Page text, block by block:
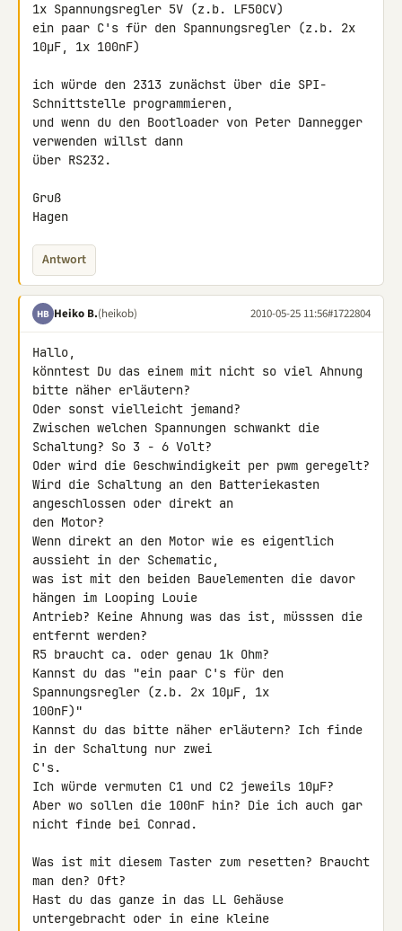
1x Spannungsregler 5V (z.b. LF50CV)
ein paar C's für den Spannungsregler (z.b. 2x
10μF, 1x 100nF)
ich würde den 2313 zunächst über die SPI-
Schnittstelle programmieren,
und wenn du den Bootloader von Peter Dannegger
verwenden willst dann
über RS232.
Gruß
Hagen
Antwort
HB Heiko B.(heikob) 2010-05-25 11:56#1722804
Hallo,
könntest Du das einem mit nicht so viel Ahnung
bitte näher erläutern?
Oder sonst vielleicht jemand?
Zwischen welchen Spannungen schwankt die
Schaltung? So 3 - 6 Volt?
Oder wird die Geschwindigkeit per pwm geregelt?
Wird die Schaltung an den Batteriekasten
angeschlossen oder direkt an
den Motor?
Wenn direkt an den Motor wie es eigentlich
aussieht in der Schematic,
was ist mit den beiden Bauelementen die davor
hängen im Looping Louie
Antrieb? Keine Ahnung was das ist, müsssen die
entfernt werden?
R5 braucht ca. oder genau 1k Ohm?
Kannst du das "ein paar C's für den
Spannungsregler (z.b. 2x 10μF, 1x
100nF)"
Kannst du das bitte näher erläutern? Ich finde
in der Schaltung nur zwei
C's.
Ich würde vermuten C1 und C2 jeweils 10µF?
Aber wo sollen die 100nF hin? Die ich auch gar
nicht finde bei Conrad.
Was ist mit diesem Taster zum resetten? Braucht
man den? Oft?
Hast du das ganze in das LL Gehäuse
untergebracht oder in eine kleine